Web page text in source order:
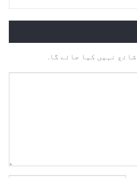
نہیں کیا جائے گا.